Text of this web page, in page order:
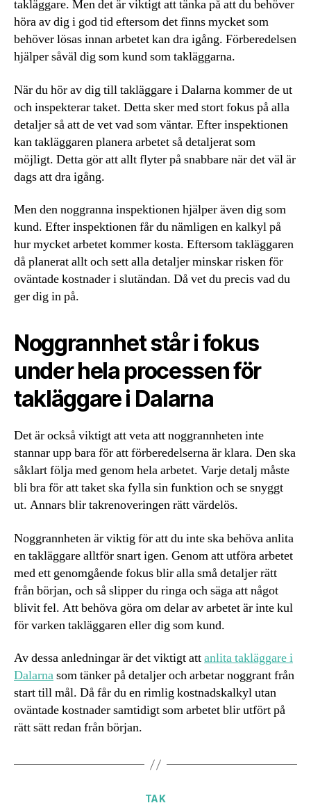
takläggare. Men det är viktigt att tänka på att du behöver
höra av dig i god tid eftersom det finns mycket som
behöver lösas innan arbetet kan dra igång. Förberedelsen
hjälper såväl dig som kund som takläggarna.
När du hör av dig till takläggare i Dalarna kommer de ut
och inspekterar taket. Detta sker med stort fokus på alla
detaljer så att de vet vad som väntar. Efter inspektionen
kan takläggaren planera arbetet så detaljerat som
möjligt. Detta gör att allt flyter på snabbare när det väl är
dags att dra igång.
Men den noggranna inspektionen hjälper även dig som
kund. Efter inspektionen får du nämligen en kalkyl på
hur mycket arbetet kommer kosta. Eftersom takläggaren
då planerat allt och sett alla detaljer minskar risken för
oväntade kostnader i slutändan. Då vet du precis vad du
ger dig in på.
Noggrannhet står i fokus
under hela processen för
takläggare i Dalarna
Det är också viktigt att veta att noggrannheten inte
stannar upp bara för att förberedelserna är klara. Den ska
såklart följa med genom hela arbetet. Varje detalj måste
bli bra för att taket ska fylla sin funktion och se snyggt
ut. Annars blir takrenoveringen rätt värdelös.
Noggrannheten är viktig för att du inte ska behöva anlita
en takläggare alltför snart igen. Genom att utföra arbetet
med ett genomgående fokus blir alla små detaljer rätt
från början, och så slipper du ringa och säga att något
blivit fel. Att behöva göra om delar av arbetet är inte kul
för varken takläggaren eller dig som kund.
Av dessa anledningar är det viktigt attanlita takläggare i
Dalarnasom tänker på detaljer och arbetar noggrant från
start till mål. Då får du en rimlig kostnadskalkyl utan
oväntade kostnader samtidigt som arbetet blir utfört på
rätt sätt redan från början.
Kategorier
TAK